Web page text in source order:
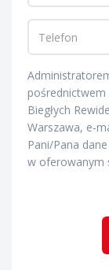
Biegłych
Warszawa, e-
Pani/Pana
w oferowanym